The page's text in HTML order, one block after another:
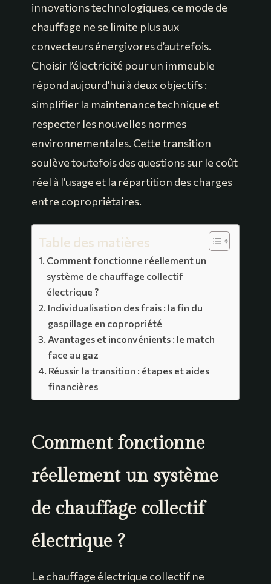
innovations technologiques, ce mode de
chauffage ne se limite plus aux
convecteurs énergivores d’autrefois.
Choisir l’électricité pour un immeuble
répond aujourd’hui à deux objectifs :
simplifier la maintenance technique et
respecter les nouvelles normes
environnementales. Cette transition
soulève toutefois des questions sur le coût
réel à l’usage et la répartition des charges
entre copropriétaires.
Table des matières
Comment fonctionne réellement un
système de chauffage collectif
électrique ?
Individualisation des frais : la fin du
gaspillage en copropriété
Avantages et inconvénients : le match
face au gaz
Réussir la transition : étapes et aides
financières
Comment fonctionne
réellement un système
de chauffage collectif
électrique ?
Le chauffage électrique collectif ne